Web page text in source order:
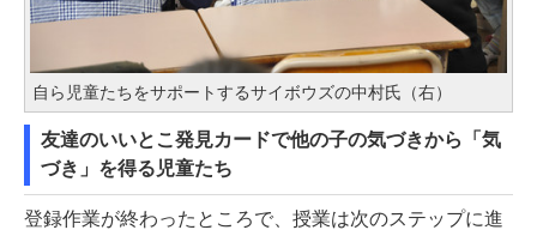
自ら児童たちをサポートするサイボウズの中村氏（右）
友達のいいとこ発見カードで他の子の気づきから「気
づき」を得る児童たち
登録作業が終わったところで、授業は次のステップに進